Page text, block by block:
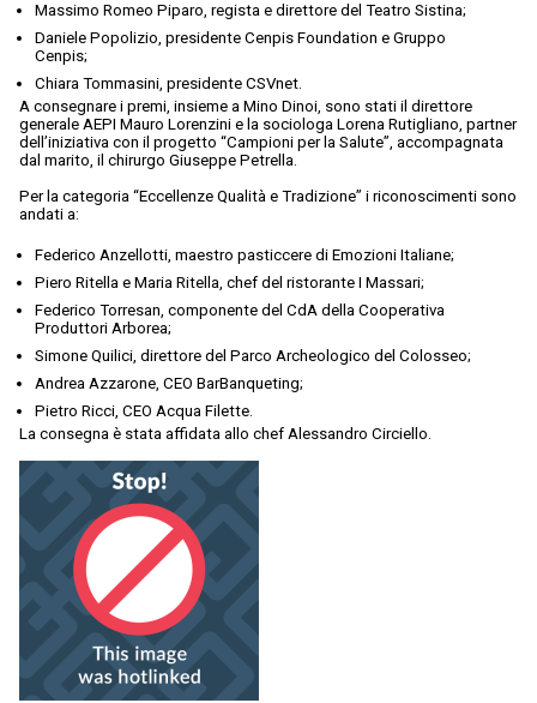
Massimo Romeo Piparo, regista e direttore del Teatro Sistina;
Daniele Popolizio, presidente Cenpis Foundation e Gruppo
Cenpis;
Chiara Tommasini, presidente CSVnet.
A consegnare i premi, insieme a Mino Dinoi, sono stati il direttore
generale AEPI Mauro Lorenzini e la sociologa Lorena Rutigliano, partner
dell’iniziativa con il progetto “Campioni per la Salute”, accompagnata
dal marito, il chirurgo Giuseppe Petrella.
Per la categoria “Eccellenze Qualità e Tradizione” i riconoscimenti sono
andati a:
Federico Anzellotti, maestro pasticcere di Emozioni Italiane;
Piero Ritella e Maria Ritella, chef del ristorante I Massari;
Federico Torresan, componente del CdA della Cooperativa
Produttori Arborea;
Simone Quilici, direttore del Parco Archeologico del Colosseo;
Andrea Azzarone, CEO BarBanqueting;
Pietro Ricci, CEO Acqua Filette.
La consegna è stata affidata allo chef Alessandro Circiello.